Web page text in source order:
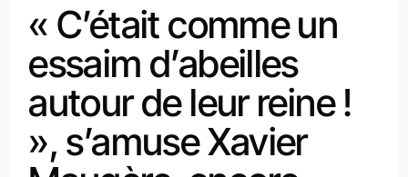
« C’était comme un
essaim d’abeilles
autour de leur reine !
», s’amuse Xavier